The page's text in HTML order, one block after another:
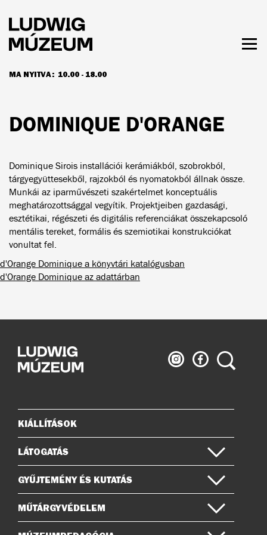
tartalomra
MA NYITVA: 10.00 - 18.00
NYITVATARTÁS ÉS JEGYÁRAK
DOMINIQUE D'ORANGE
Dominique Sirois installációi kerámiákból, szobrokból,
tárgyegyüttesekből, rajzokból és nyomatokból állnak össze.
Munkái az iparművészeti szakértelmet konceptuális
meghatározottsággal vegyítik. Projektjeiben gazdasági,
esztétikai, régészeti és digitális referenciákat összekapcsoló
mentális tereket, formális és szemiotikai konstrukciókat
vonultat fel.
d'Orange Dominique a könyvtári katalógusban
d'Orange Dominique az adattárban
Ludwig
Múzeum
Ludwig
Múzeum
Keresés
Oldaltérkép
KIÁLLÍTÁSOK
LÁTOGATÁS
GYŰJTEMÉNY ÉS KUTATÁS
MŰTÁRGYVÉDELEM